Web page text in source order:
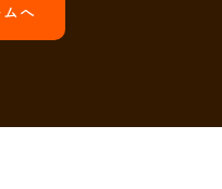
へ